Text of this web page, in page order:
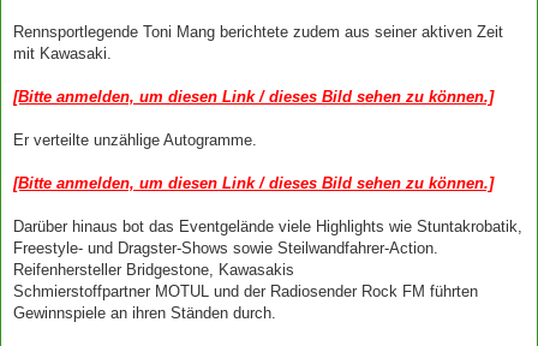
Rennsportlegende Toni Mang berichtete zudem aus seiner aktiven Zeit
mit Kawasaki.
[Bitte anmelden, um diesen Link / dieses Bild sehen zu können.]
Er verteilte unzählige Autogramme.
[Bitte anmelden, um diesen Link / dieses Bild sehen zu können.]
Darüber hinaus bot das Eventgelände viele Highlights wie Stuntakrobatik,
Freestyle- und Dragster-Shows sowie Steilwandfahrer-Action.
Reifenhersteller Bridgestone, Kawasakis
Schmierstoffpartner MOTUL und der Radiosender Rock FM führten
Gewinnspiele an ihren Ständen durch.